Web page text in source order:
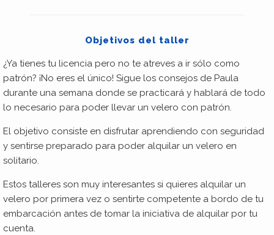
Objetivos del taller
¿Ya tienes tu licencia pero no te atreves a ir sólo como
patrón? ¡No eres el único! Sigue los consejos de Paula
durante una semana donde se practicará y hablará de todo
lo necesario para poder llevar un velero con patrón.
El objetivo consiste en disfrutar aprendiendo con seguridad
y sentirse preparado para poder alquilar un velero en
solitario.
Estos talleres son muy interesantes si quieres alquilar un
velero por primera vez o sentirte competente a bordo de tu
embarcación antes de tomar la iniciativa de alquilar por tu
cuenta.